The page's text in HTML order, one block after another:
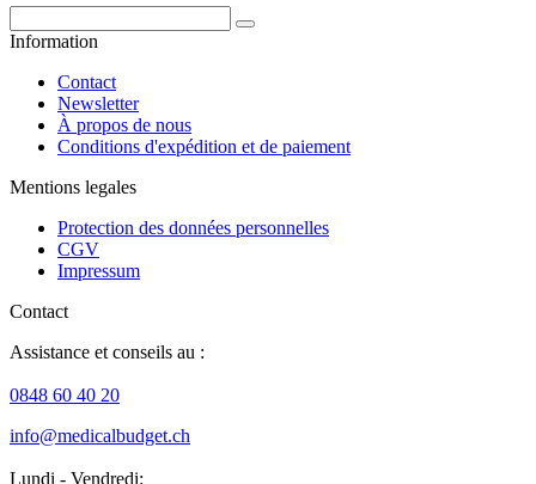
Information
Contact
Newsletter
À propos de nous
Conditions d'expédition et de paiement
Mentions legales
Protection des données personnelles
CGV
Impressum
Contact
Assistance et conseils au :
0848 60 40 20
info@medicalbudget.ch
Lundi - Vendredi: